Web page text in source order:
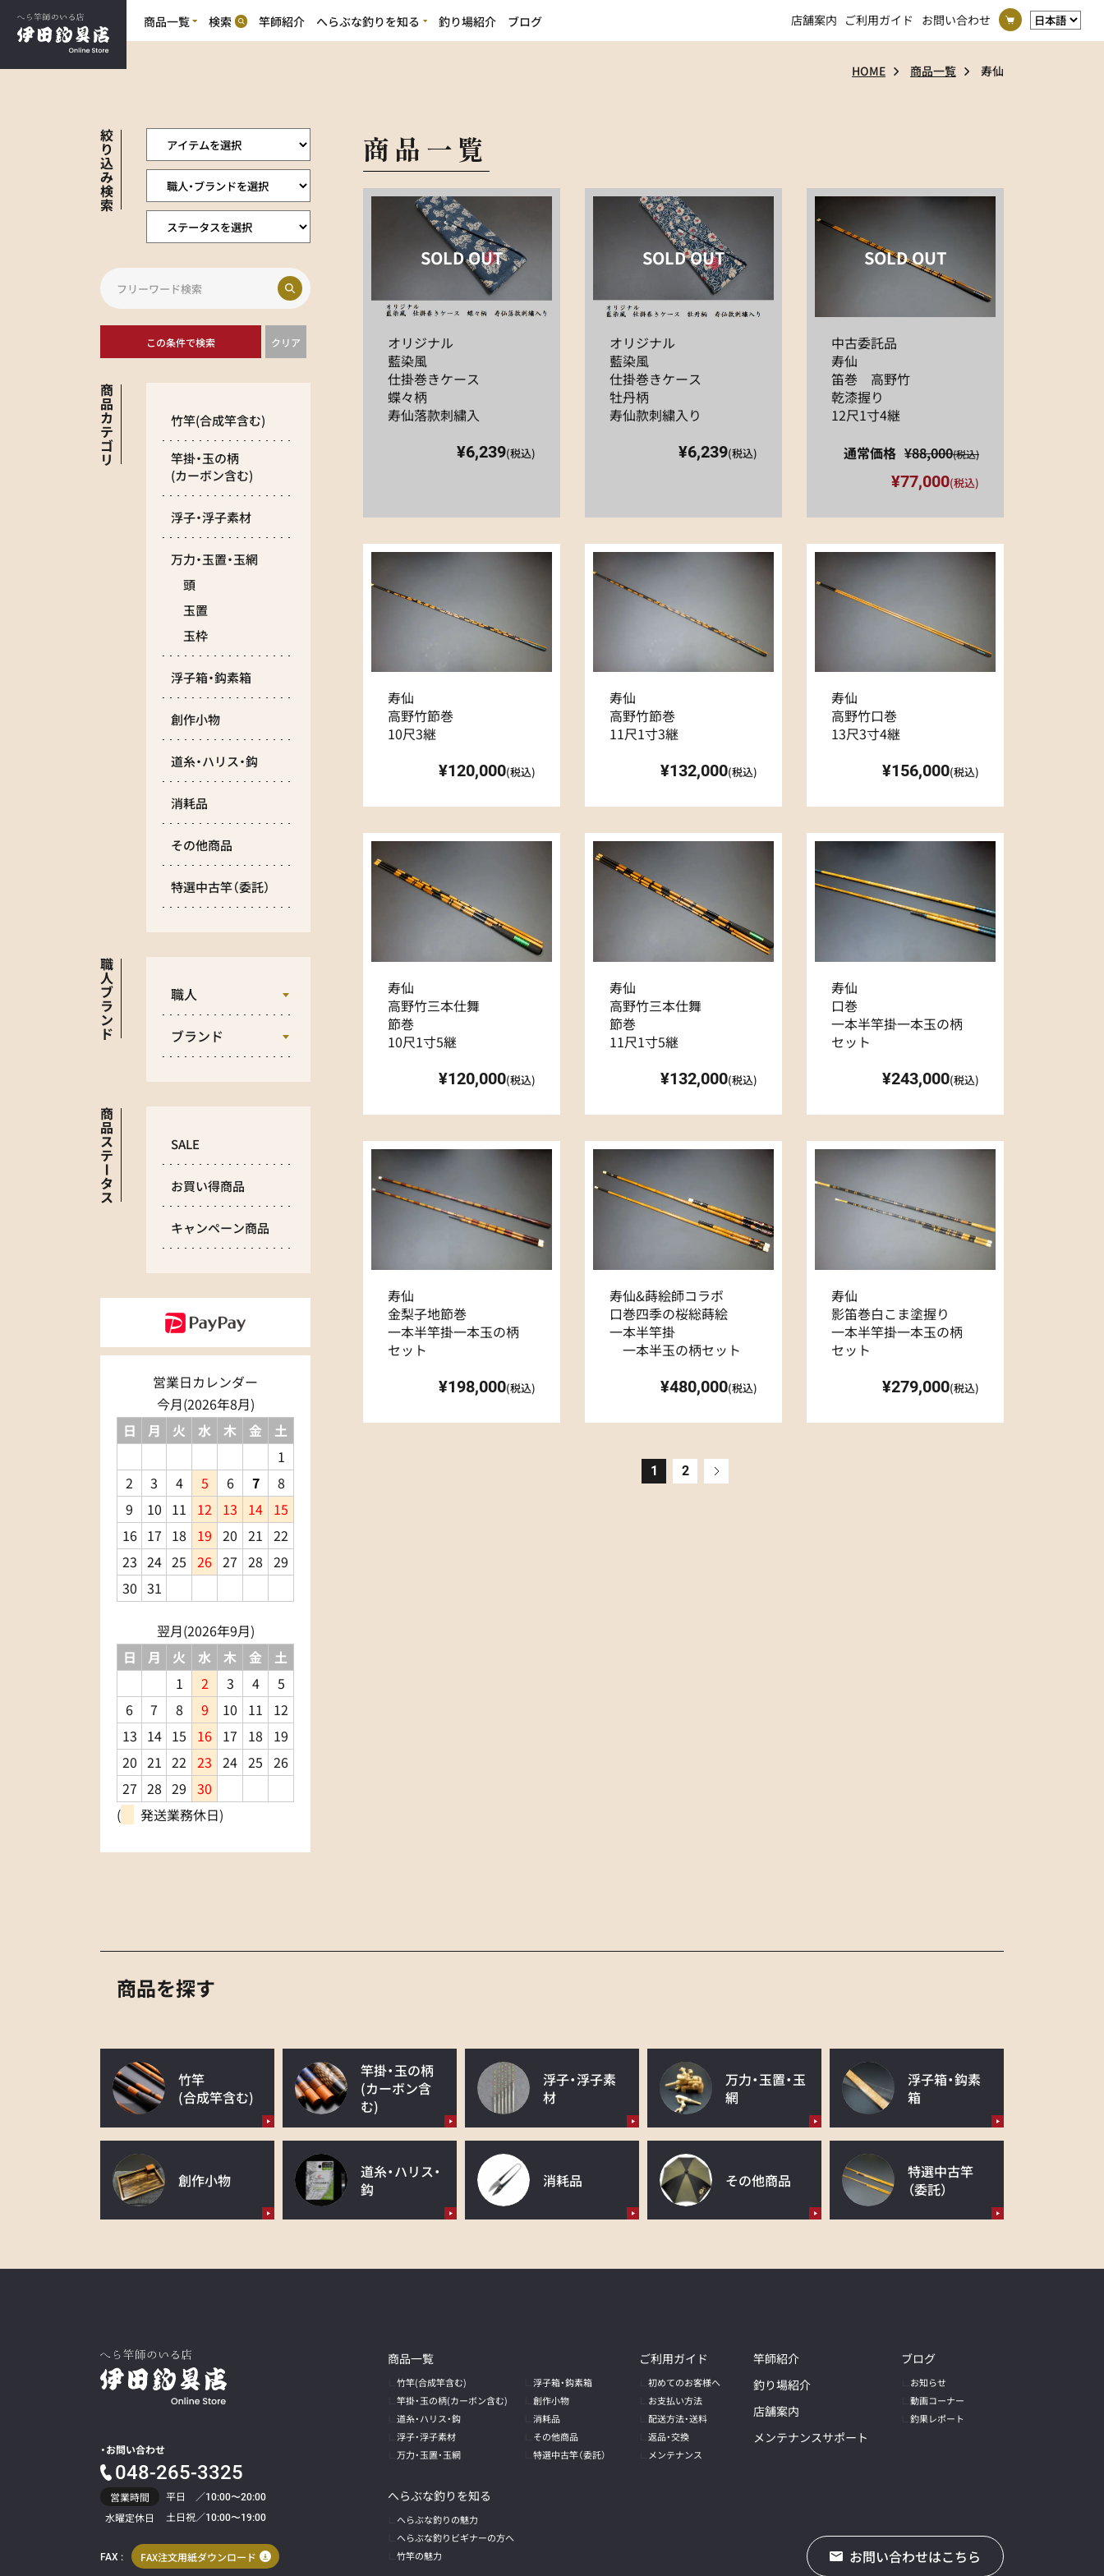
商品一覧
商品一覧
カ
万力・玉置・玉網
浮子箱・鈎素箱
消耗品
その他商品
特選中古竿（委託）
検索 竿師紹介
へらぶな釣りを知る
釣り場紹介 ブログ 店舗案内 ご利用ガイド お問い合わせ
HOME 商品一覧 寿仙
商品一覧
SOLD OUT
オリジナル
藍染風
仕掛巻きケース
蝶々柄
寿仙落款刺繍入
¥6,239(税込)
SOLD OUT
オリジナル
藍染風
仕掛巻きケース
牡丹柄
寿仙款刺繍入り
¥6,239(税込)
SOLD OUT
中古委託品
寿仙
笛巻 高野竹
乾漆握り
12尺1寸4継
通常価格 ¥88,000(税込)
¥77,000(税込)
寿仙
高野竹節巻
10尺3継
¥120,000(税込)
寿仙
高野竹節巻
11尺1寸3継
¥132,000(税込)
寿仙
高野竹口巻
13尺3寸4継
¥156,000(税込)
寿仙
高野竹三本仕舞
節巻
10尺1寸5継
¥120,000(税込)
寿仙
高野竹三本仕舞
節巻
11尺1寸5継
¥132,000(税込)
寿仙
口巻
一本半竿掛一本玉の柄
セット
¥243,000(税込)
寿仙
金梨子地節巻
一本半竿掛一本玉の柄
セット
¥198,000(税込)
寿仙&蒔絵師コラボ
口巻四季の桜総蒔絵
一本半竿掛
一本半玉の柄セット
¥480,000(税込)
寿仙
影笛巻白こま塗握り
一本半竿掛一本玉の柄
セット
¥279,000(税込)
1 2 »
絞
り
込
み
検
索
商
品
カ
テ
ゴ
リ
竹竿(合成竿含む)
竿掛・玉の柄
(カーボン含む)
浮子・浮子素材
万力・玉置・玉網
頭
玉置
玉枠
浮子箱・鈎素箱
創作小物
道糸・ハリス・鈎
消耗品
その他商品
特選中古竿（委託）
職
人
ブ
ラ
ン
ド
職人
ブランド
商
品
ス
テ
ー
タ
ス
SALE
お買い得商品
キャンペーン商品
営業日カレンダー
今月(2026年8月)
日
月 火 水 木 金
土
1
2
3 4 5 6 7
8
9
10 11 12 13 14 15
16 17 18 19 20 21 22
23 24 25 26 27 28 29
30 31
翌月(2026年9月)
日
月 火 水 木 金
土
1
2 3 4
5
6
7 8 9 10 11
12
13 14 15 16 17 18
19
20 21 22 23 24 25 26
27 28 29 30
(
発送業務休日)
商品を探す
竹竿
(合成竿含む)
竿掛・玉の柄
(カーボン含
む)
浮子・浮子素
材
万力・玉置・玉
網
浮子箱・鈎素
箱
創作小物
道糸・ハリス・
鈎
消耗品 その他商品
特選中古竿
（委託）
お問い合わせ
048-265-3325
営業時間 平日 ／10:00〜20:00
水曜定休日 土日祝／10:00〜19:00
FAX : FAX注文用紙ダウンロード
商品一覧
竹竿(合成竿含む)
竿掛・玉の柄(カーボン含む)
道糸・ハリス・鈎
浮子・浮子素材
万力・玉置・玉網
浮子箱・鈎素箱
創作小物
消耗品
その他商品
特選中古竿（委託）
ご利用ガイド
初めてのお客様へ
お支払い方法
配送方法・送料
返品・交換
メンテナンス
竿師紹介
釣り場紹介
店舗案内
メンテナンスサポート
ブログ
お知らせ
動画コーナー
釣果レポート
へらぶな釣りを知る
へらぶな釣りの魅力
へらぶな釣りビギナーの方へ
竹竿の魅力
お問い合わせはこちら